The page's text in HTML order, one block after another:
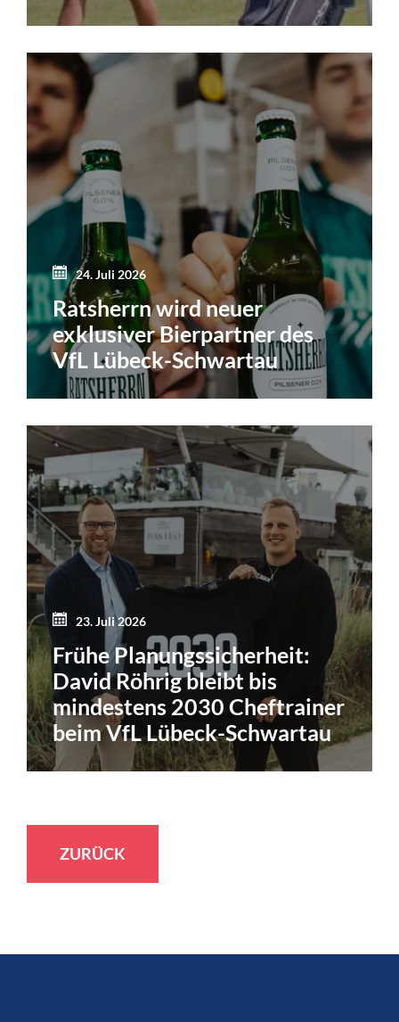
24. Juli 2026
Ratsherrn wird neuer
exklusiver Bierpartner des
VfL Lübeck-Schwartau
23. Juli 2026
Frühe Planungssicherheit:
David Röhrig bleibt bis
mindestens 2030 Cheftrainer
beim VfL Lübeck-Schwartau
ZURÜCK